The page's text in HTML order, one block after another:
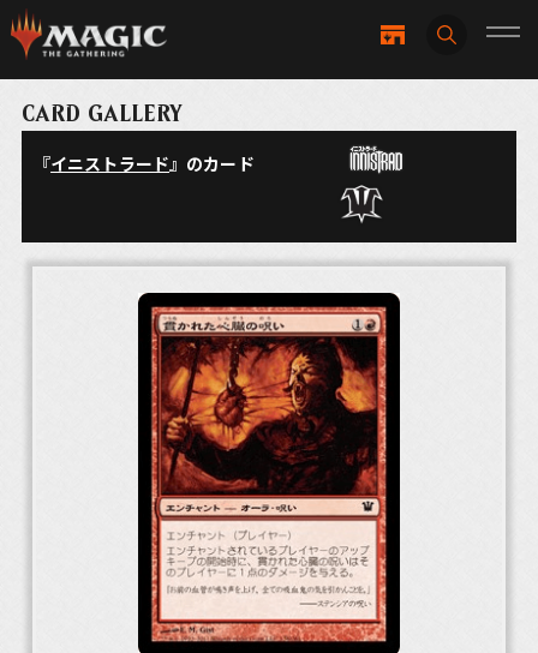
CARD GALLERY
『イニストラード』のカード